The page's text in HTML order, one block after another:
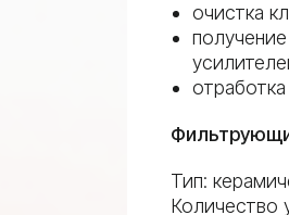
очистка
Тип:
Количество